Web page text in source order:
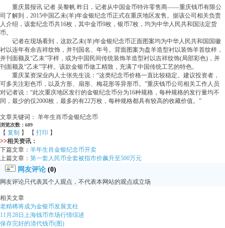
重庆晨报讯 记者 吴黎帆 昨日，记者从中国金币特许零售商——重庆钱币有限公
司了解到，2015中国乙未(羊)年金银纪念币正式在重庆地区发售。据该公司相关负责
人介绍，该套纪念币共16枚，其中金币9枚，银币7枚，均为中华人民共和国法定货
币。
记者在现场看到，这款乙未(羊)年金银纪念币正面图案均为中华人民共和国国徽
衬以连年有余吉祥纹饰，并刊国名、年号。背面图案为盘羊造型衬以装饰羊首纹样，
并刊面额及“乙未”字样，或为中国民间传统装饰羊造型衬以吉祥纹饰(局部彩色)，并
刊面额及“乙未”字样。该款金银币做工精致，充满了中国传统工艺的特色。
重庆某资深业内人士张先生说：“这类纪念币价格一直比较稳定。建议投资者，
可多关注彩色币，以及方形、扇形、梅花形等异形币。”重庆钱币公司相关工作人员
对记者说：“此次重庆地区发行的金银纪念币分为16种规格，每种规格的发行量均不
同，最少的仅2000枚，最多的有22万枚，每种规格都具有较高的收藏价值。”
文章关键词： 羊年生肖币金银纪念币
浏览次数：689
【 复制 】 【 打印 】
>>相关资讯：
下篇文章： 羊年生肖金银纪念币开卖
上篇文章： 第一套人民币全套被指市价飙升至500万元
网友评论 (0)
网友评论只代表其个人观点，不代表本网站的观点或立场
相关文章
老精稀将成为金银币发展支柱
11月28日上海钱币市场行情综述
保存完好的清代钱币(图)